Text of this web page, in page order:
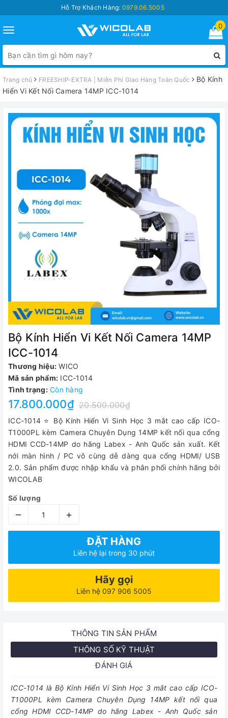
Hỗ Trợ Khách Hàng: 0979.06.5005
Toggle
navigation
0
Trang chủ FREESHIP-EXTRA | Miễn Phí Giao Hàng Toàn Quốc
Bộ Kính
Hiển Vi Kết Nối Camera 14MP ICC-1014
Bộ Kính Hiển Vi Kết Nối Camera 14MP
ICC-1014
Thương hiệu: WICO
Mã sản phẩm: ICC-1014
Tình trạng: Còn hàng
17.800.000₫ 20.500.000₫
ICC-1014 ⭐ Bộ Kính Hiển Vi Sinh Học 3 mắt cao cấp ICO-
T1000PL kèm Camera Chuyên Dụng 14MP kết nối qua cổng
HDMI CCD-14MP do hãng Labex - Anh Quốc sản xuất. Kết
nới màn hình / PC vô cùng dễ dàng qua cổng HDMI/ USB
2.0. Sản phẩm được nhập khẩu và phân phối chính hãng bởi
WICOLAB
Số lượng
– +
ĐẶT HÀNG
Liên hệ lại trong 30 phút
Hãy gọi
Liên hệ 097 906 5005
THÔNG TIN SẢN PHẨM
THÔNG SỐ KỸ THUẬT
ĐÁNH GIÁ
ICC-1014 là Bộ Kính Hiển Vi Sinh Học 3 mắt cao cấp ICO-
T1000PL kèm Camera Chuyên Dụng 14MP kết nối qua
cổng HDMI CCD-14MP do hãng Labex - Anh Quốc sản